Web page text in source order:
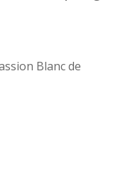
Blanc de